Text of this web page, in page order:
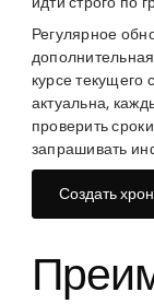
Регулярное
курсе текущего
актуальна,
проверить
запрашивать
Создать